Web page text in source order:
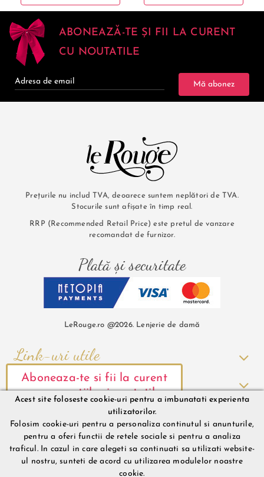
ABONEAZĂ-TE ȘI FII LA CURENT
CU NOUTATILE
Mă abonez
Prețurile nu includ TVA, deoarece suntem neplători de TVA.
Stocurile sunt afișate în timp real.
RRP (Recommended Retail Price) este pretul de vanzare
recomandat de furnizor.
Plată și securitate
LeRouge.ro @2026. Lenjerie de damă
Link-uri utile
Comenzi și Livrare
Informații contact
Acest site foloseste cookie-uri pentru a imbunatati experienta
utilizatorilor.
Folosim cookie-uri pentru a personaliza continutul si anunturile,
pentru a oferi functii de retele sociale si pentru a analiza
traficul. In cazul in care alegeti sa continuati sa utilizati website-
ul nostru, sunteti de acord cu utilizarea modulelor noastre
cookie.
Aboneaza-te si fii la curent
cu promotiile si noutatile
noastre.
Mă abonez